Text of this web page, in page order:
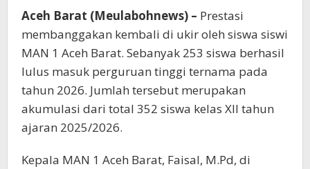
Aceh Barat (Meulabohnews) – Prestasi
membanggakan kembali di ukir oleh siswa siswi
MAN 1 Aceh Barat. Sebanyak 253 siswa berhasil
lulus masuk perguruan tinggi ternama pada
tahun 2026. Jumlah tersebut merupakan
akumulasi dari total 352 siswa kelas XII tahun
ajaran 2025/2026.
Kepala MAN 1 Aceh Barat, Faisal, M.Pd, di